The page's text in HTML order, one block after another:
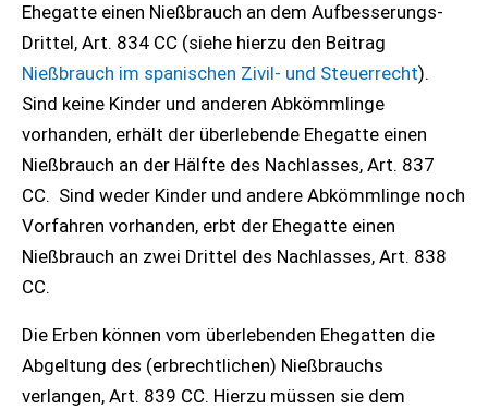
Ehegatte einen Nießbrauch an dem Aufbesserungs-
Drittel, Art. 834 CC (siehe hierzu den Beitrag
Nießbrauch im spanischen Zivil- und Steuerrecht).
Sind keine Kinder und anderen Abkömmlinge
vorhanden, erhält der überlebende Ehegatte einen
Nießbrauch an der Hälfte des Nachlasses, Art. 837
CC. Sind weder Kinder und andere Abkömmlinge noch
Vorfahren vorhanden, erbt der Ehegatte einen
Nießbrauch an zwei Drittel des Nachlasses, Art. 838
CC.
Die Erben können vom überlebenden Ehegatten die
Abgeltung des (erbrechtlichen) Nießbrauchs
verlangen, Art. 839 CC. Hierzu müssen sie dem